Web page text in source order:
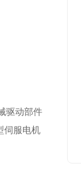
驱动部件
伺服电机